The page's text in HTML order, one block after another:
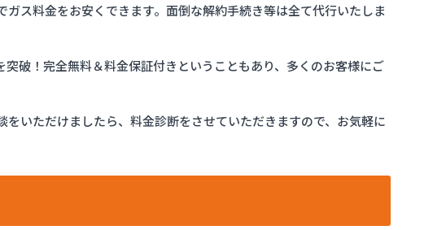
ス料金をお安くできます。面倒な解約手続き等は全て代行いたしま
破！完全無料＆料金保証付きということもあり、多くのお客様にご
いただけましたら、料金診断をさせていただきますので、お気軽に